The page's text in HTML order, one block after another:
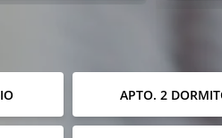
APTO. 2